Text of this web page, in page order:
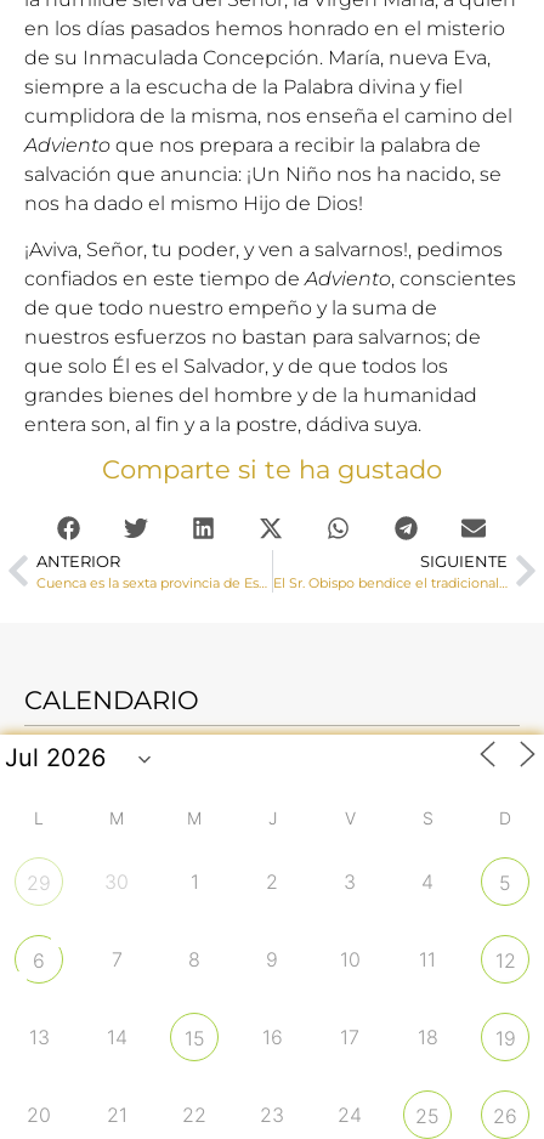
en los días pasados hemos honrado en el misterio
de su Inmaculada Concepción. María, nueva Eva,
siempre a la escucha de la Palabra divina y fiel
cumplidora de la misma, nos enseña el camino del
Adviento que nos prepara a recibir la palabra de
salvación que anuncia: ¡Un Niño nos ha nacido, se
nos ha dado el mismo Hijo de Dios!
¡Aviva, Señor, tu poder, y ven a salvarnos!, pedimos
confiados en este tiempo deAdviento, conscientes
de que todo nuestro empeño y la suma de
nuestros esfuerzos no bastan para salvarnos; de
que solo Él es el Salvador, y de que todos los
grandes bienes del hombre y de la humanidad
entera son, al fin y a la postre, dádiva suya.
Comparte si te ha gustado
ANTERIOR
Cuenca es la sexta provincia de España donde más se ha incrementado el número de declaraciones de la Renta a favor de la Iglesia
SIGUIENTE
El Sr. Obispo bendice el tradicional Belén de la Plaza de la Hispanidad de Cuenca capital
CALENDARIO
L M M J V S D
29 30 1 2 3 4 5
6 7 8 9 10 11 12
13 14 15 16 17 18 19
20 21 22 23 24 25 26